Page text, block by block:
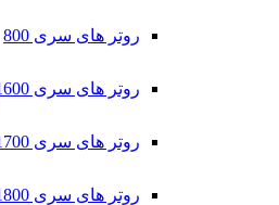
روتر های سری 800
روتر های سری 1600
روتر های سری 1700
روتر های سری 1800